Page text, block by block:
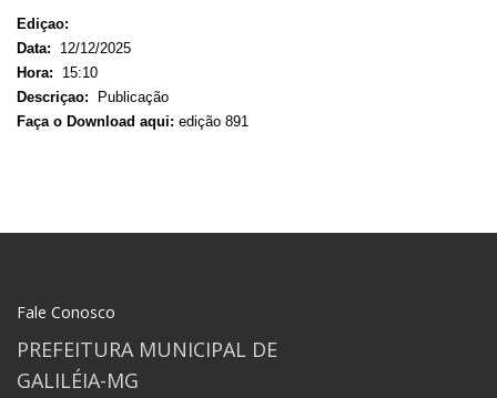
Ediçao:
Data:
12/12/2025
Hora:
15:10
Descriçao:
Publicação
Faça o Download aqui: edição 891
Fale Conosco
PREFEITURA MUNICIPAL DE
GALILÉIA-MG